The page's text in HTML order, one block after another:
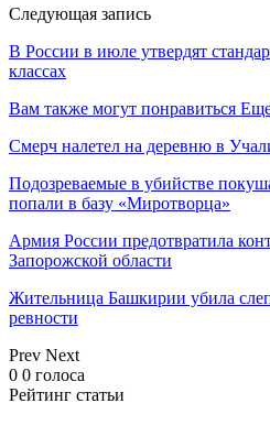
Следующая запись
В России в июле утвердят
классах
Вам также могут понравиться Еще
Смерч налетел на деревню в
Подозреваемые в убийстве
попали в базу «Миротворца»
Армия России предотвратила
Запорожской области
Жительница Башкирии убила
ревности
Prev Next
0 0 голоса
Рейтинг статьи